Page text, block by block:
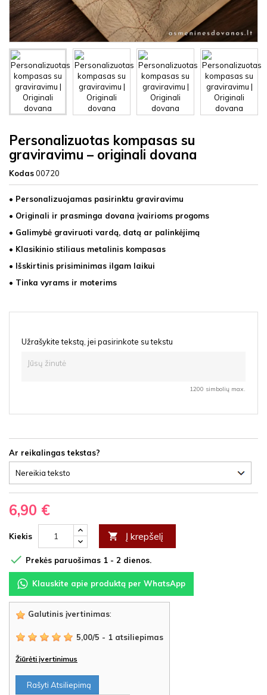
Personalizuotas kompasas su
graviravimu – originali dovana
Kodas00720
• Personalizuojamas pasirinktu graviravimu
• Originali ir prasminga dovana įvairioms progoms
• Galimybė graviruoti vardą, datą ar palinkėjimą
• Klasikinio stiliaus metalinis kompasas
• Išskirtinis prisiminimas ilgam laikui
• Tinka vyrams ir moterims
Užrašykite tekstą, jei pasirinkote su tekstu
1200 simbolių max.
Ar reikalingas tekstas?
6,90 €
Kiekis  Į krepšelį
 Prekės paruošimas 1 - 2 dienos.
Klauskite apie produktą per WhatsApp
Galutinis įvertinimas:
5,00/5 - 1 atsiliepimas
Žiūrėti įvertinimus
Rašyti Atsiliepimą